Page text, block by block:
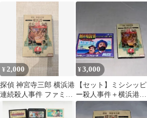
ンソフト（箱、取説あ
¥ 2,000
探偵 神宮寺三郎 横浜港
連続殺人事件 ファミコ
¥3,000
【セット】ミシシッピ
ー殺人事件＋横浜港連
続殺人事件 ★ファミ
コン★ ＠